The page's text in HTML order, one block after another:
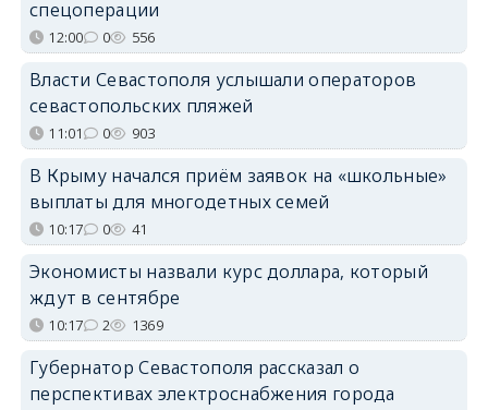
спецоперации
12:00 0 556
Власти Севастополя услышали операторов
севастопольских пляжей
11:01 0 903
В Крыму начался приём заявок на «школьные»
выплаты для многодетных семей
10:17 0 41
Экономисты назвали курс доллара, который
ждут в сентябре
10:17 2 1369
Губернатор Севастополя рассказал о
перспективах электроснабжения города